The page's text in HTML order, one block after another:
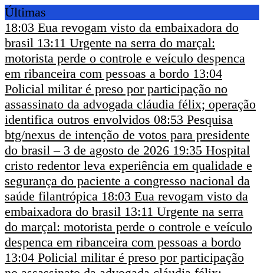
Últimas
18:03 Eua revogam visto da embaixadora do
brasil 13:11 Urgente na serra do marçal:
motorista perde o controle e veículo despenca
em ribanceira com pessoas a bordo 13:04
Policial militar é preso por participação no
assassinato da advogada cláudia félix; operação
identifica outros envolvidos 08:53 Pesquisa
btg/nexus de intenção de votos para presidente
do brasil – 3 de agosto de 2026 19:35 Hospital
cristo redentor leva experiência em qualidade e
segurança do paciente a congresso nacional da
saúde filantrópica 18:03 Eua revogam visto da
embaixadora do brasil 13:11 Urgente na serra
do marçal: motorista perde o controle e veículo
despenca em ribanceira com pessoas a bordo
13:04 Policial militar é preso por participação